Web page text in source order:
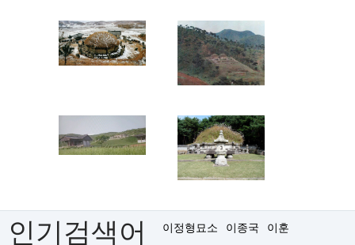
인기검색어 이정형묘소 이종국 이훈